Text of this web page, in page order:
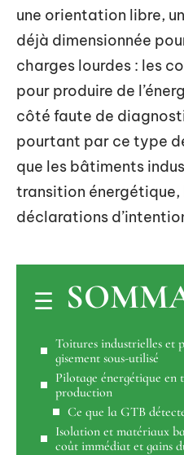
une orientation libre,
déjà dimensionnée
charges lourdes : les
pour produire de
côté faute de
pourtant par ce type
que les bâtiments
transition
déclarations
Toitures industrielles et
gisement sous-utilisé
Pilotage énergétique en
production
Ce que la GTB
Isolation et matériaux
coût immédiat et gains